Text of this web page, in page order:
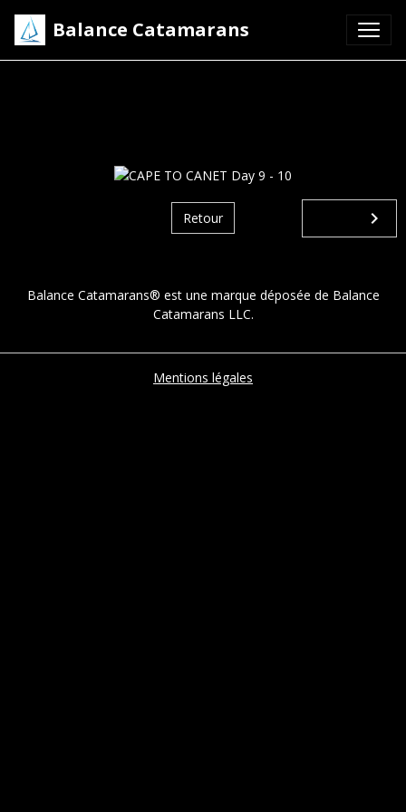
Balance Catamarans
Retour
Balance Catamarans® est une marque déposée de Balance
Catamarans LLC.
Mentions légales